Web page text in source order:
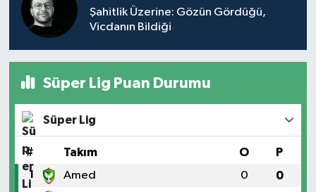
Şahitlik Üzerine: Gözün Gördüğü,
Vicdanın Bildiği
Süper Lig Puan Durumu
Süper Lig
# Takım O P
1 Amed 0 0